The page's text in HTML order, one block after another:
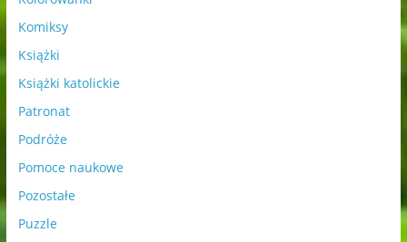
Komiksy
Książki
Książki katolickie
Patronat
Podróże
Pomoce naukowe
Pozostałe
Puzzle